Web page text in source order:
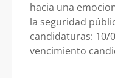
hacia una
la seguridad
candidaturas: 10/
vencimiento